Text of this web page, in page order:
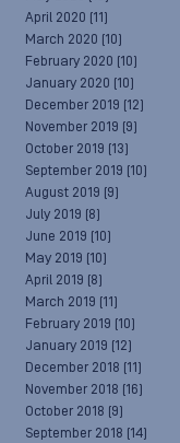
April 2020 (11)
March 2020 (10)
February 2020 (10)
January 2020 (10)
December 2019 (12)
November 2019 (9)
October 2019 (13)
September 2019 (10)
August 2019 (9)
July 2019 (8)
June 2019 (10)
May 2019 (10)
April 2019 (8)
March 2019 (11)
February 2019 (10)
January 2019 (12)
December 2018 (11)
November 2018 (16)
October 2018 (9)
September 2018 (14)